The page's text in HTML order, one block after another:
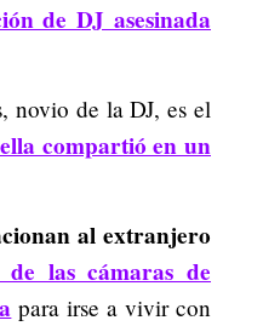
de DJ asesinada
novio de la DJ, es el
compartió en un
al extranjero
de las cámaras de
para irse a vivir con